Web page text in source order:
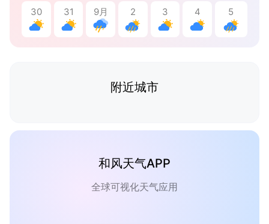
30 31 9月 2 3 4 5
附近城市
和风天气APP
全球可视化天气应用